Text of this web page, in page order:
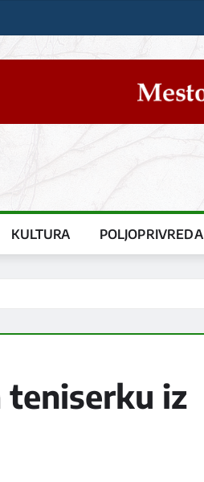
KULTURA POLJOPRIVREDA
teniserku iz